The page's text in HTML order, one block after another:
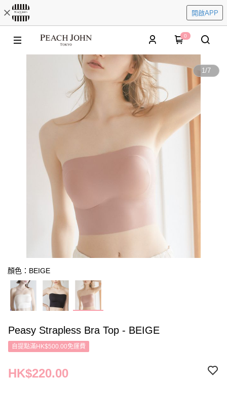
開啟APP
0
1/7
顏色：BEIGE
Peasy Strapless Bra Top - BEIGE
自提點滿HK$500.00免運費
HK$220.00